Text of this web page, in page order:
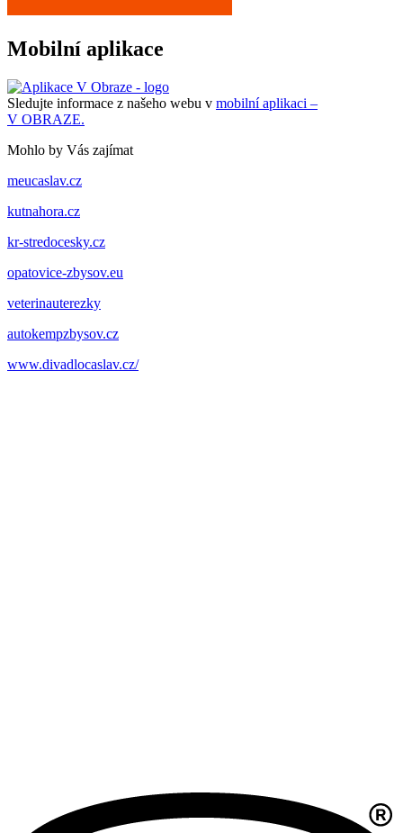
Mobilní aplikace
Sledujte informace z našeho webu v mobilní aplikaci –
V OBRAZE.
Mohlo by Vás zajímat
meucaslav.cz
kutnahora.cz
kr-stredocesky.cz
opatovice-zbysov.eu
veterinauterezky
autokempzbysov.cz
www.divadlocaslav.cz/